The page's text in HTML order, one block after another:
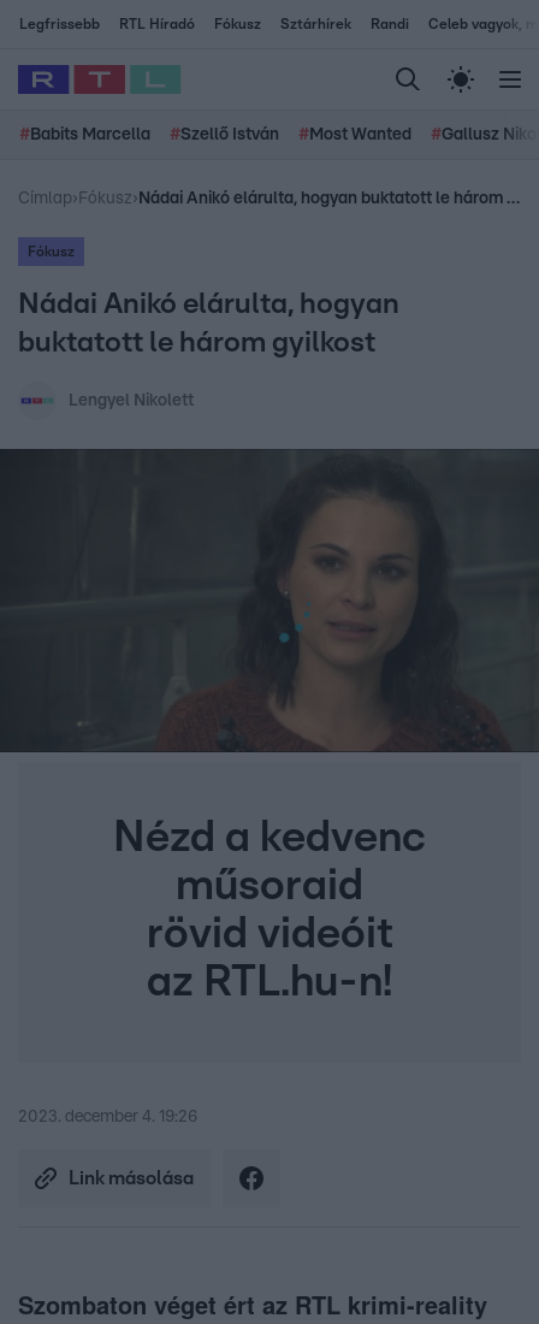
Legfrissebb RTL Híradó Fókusz Sztárhírek Randi Celeb vagyok,
# Babits Marcella #Szellő István # Most Wanted #Gallusz
Címlap› Fókusz› Nádai Anikó elárulta, hogyan buktatott le három gyilkost
Fókusz
Nádai Anikó elárulta, hogyan
buktatott le három gyilkost
Lengyel Nikolett
Nézd a kedvenc
műsoraid
rövid videóit
az RTL.hu-n!
2023. december 4. 19:26
Link másolása
Szombaton véget ért az RTL krimi-reality